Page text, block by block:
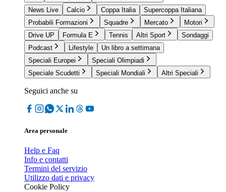
News Live
Calcio Coppa Italia
Supercoppa Italiana
Probabili Formazioni
Squadre Mercato
Motori
Drive UP
Formula E Tennis Altri Sport
Sondaggi
Podcast
Lifestyle
Un libro a settimana
Speciali Europei
Speciali Olimpiadi
Speciale Scudetti
Speciali Mondiali Altri Speciali
Seguici anche su
Area personale
Help e Faq
Info e contatti
Termini del servizio
Utilizzo dati e privacy
Cookie Policy